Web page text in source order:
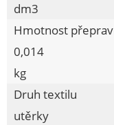
LŽÍCE NA
POTŘEBY
dm3
Hmotnost
0,014
kg
Druh textilu
utěrky